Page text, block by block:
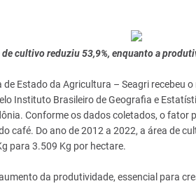
de cultivo reduziu 53,9%, enquanto a
de Estado da Agricultura – Seagri recebeu
Instituto Brasileiro de Geografia e
Conforme os dados coletados, o
café. Do ano de 2012 a 2022, a área de
para 3.509 Kg por hectare.
da produtividade, essencial para